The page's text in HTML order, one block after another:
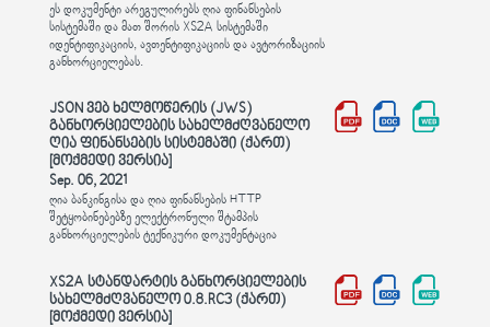
ეს დოკუმენტი არეგულირებს ღია ფინანსების
სისტემაში და მათ შორის XS2A სისტემაში
იდენტიფიკაციის, ავთენტიფიკაციის და ავტორიზაციის
განხორციელებას.
JSON ვებ ხელმოწერის (JWS)
განხორციელების სახელმძღვანელო
ღია ფინანსების სისტემაში (ქართ)
[მოქმედი ვერსია]
Sep. 06, 2021
ღია ბანკინგისა და ღია ფინანსების HTTP
შეტყობინებებზე ელექტრონული შტამპის
განხორციელების ტექნიკური დოკუმენტაცია
XS2A სტანდარტის განხორციელების
სახელმძღვანელო 0.8.RC3 (ქართ)
[მოქმედი ვერსია]